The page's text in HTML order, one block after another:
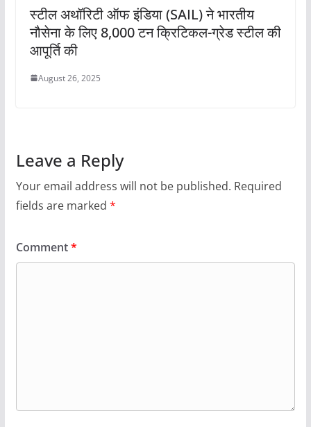
स्टील अथॉरिटी ऑफ इंडिया (SAIL) ने भारतीय
नौसेना के लिए 8,000 टन क्रिटिकल-ग्रेड स्टील की
आपूर्ति की
August 26, 2025
Leave a Reply
Your email address will not be published. Required
fields are marked *
Comment*